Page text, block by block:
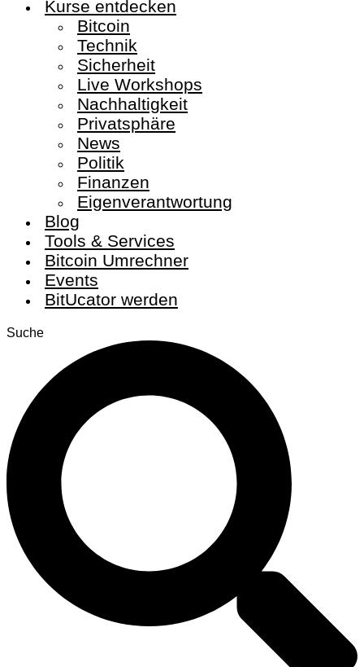
Kurse entdecken
Bitcoin
Technik
Sicherheit
Live Workshops
Nachhaltigkeit
Privatsphäre
News
Politik
Finanzen
Eigenverantwortung
Blog
Tools & Services
Bitcoin Umrechner
Events
BitUcator werden
Suche